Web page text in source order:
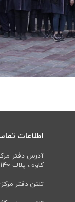
اطلاعات
آدرس دفتر
كاوه ، پلاك 140
تلفن دفتر مرکزی : 7-